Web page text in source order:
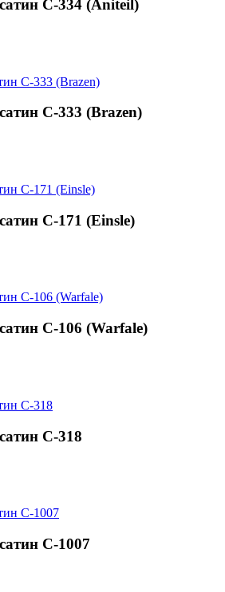
С-334 (Aniteil)
С-333 (Brazen)
С-171 (Einsle)
С-106 (Warfale)
С-318
C-1007